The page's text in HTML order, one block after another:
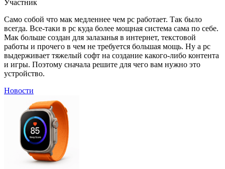
Участник
Само собой что мак медленнее чем pc работает. Так было
всегда. Все-таки в pc куда более мощная система сама по себе.
Мак больше создан для залазанья в интернет, текстовой
работы и прочего в чем не требуется большая мощь. Ну а pc
выдерживает тяжелый софт на создание какого-либо контента
и игры. Поэтому сначала решите для чего вам нужно это
устройство.
Новости